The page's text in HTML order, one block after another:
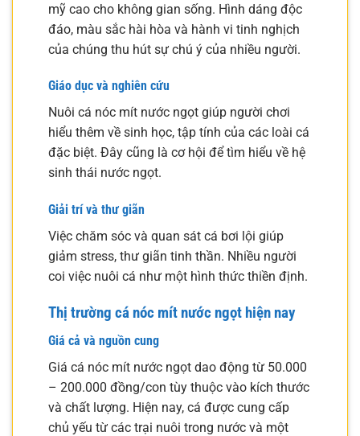
mỹ cao cho không gian sống. Hình dáng độc
đáo, màu sắc hài hòa và hành vi tinh nghịch
của chúng thu hút sự chú ý của nhiều người.
Giáo dục và nghiên cứu
Nuôi cá nóc mít nước ngọt giúp người chơi
hiểu thêm về sinh học, tập tính của các loài cá
đặc biệt. Đây cũng là cơ hội để tìm hiểu về hệ
sinh thái nước ngọt.
Giải trí và thư giãn
Việc chăm sóc và quan sát cá bơi lội giúp
giảm stress, thư giãn tinh thần. Nhiều người
coi việc nuôi cá như một hình thức thiền định.
Thị trường cá nóc mít nước ngọt hiện nay
Giá cả và nguồn cung
Giá cá nóc mít nước ngọt dao động từ 50.000
– 200.000 đồng/con tùy thuộc vào kích thước
và chất lượng. Hiện nay, cá được cung cấp
chủ yếu từ các trại nuôi trong nước và một